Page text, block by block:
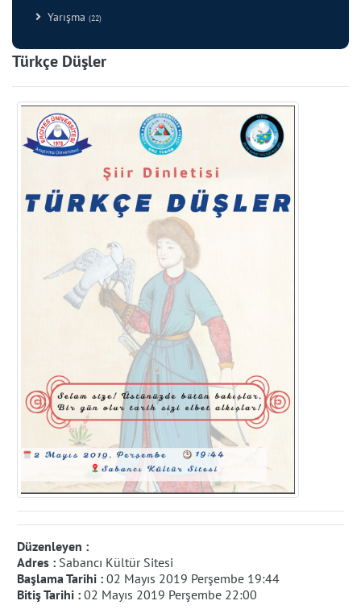
Yarışma (22)
Türkçe Düşler
Düzenleyen :
Adres : Sabancı Kültür Sitesi
Başlama Tarihi : 02 Mayıs 2019 Perşembe 19:44
Bitiş Tarihi : 02 Mayıs 2019 Perşembe 22:00